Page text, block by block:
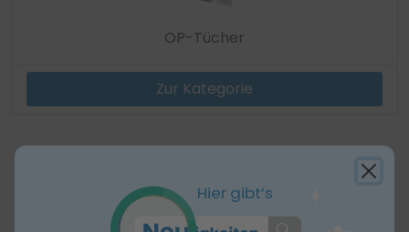
OP-Tücher
Zur Kategorie
Hier gibt’s